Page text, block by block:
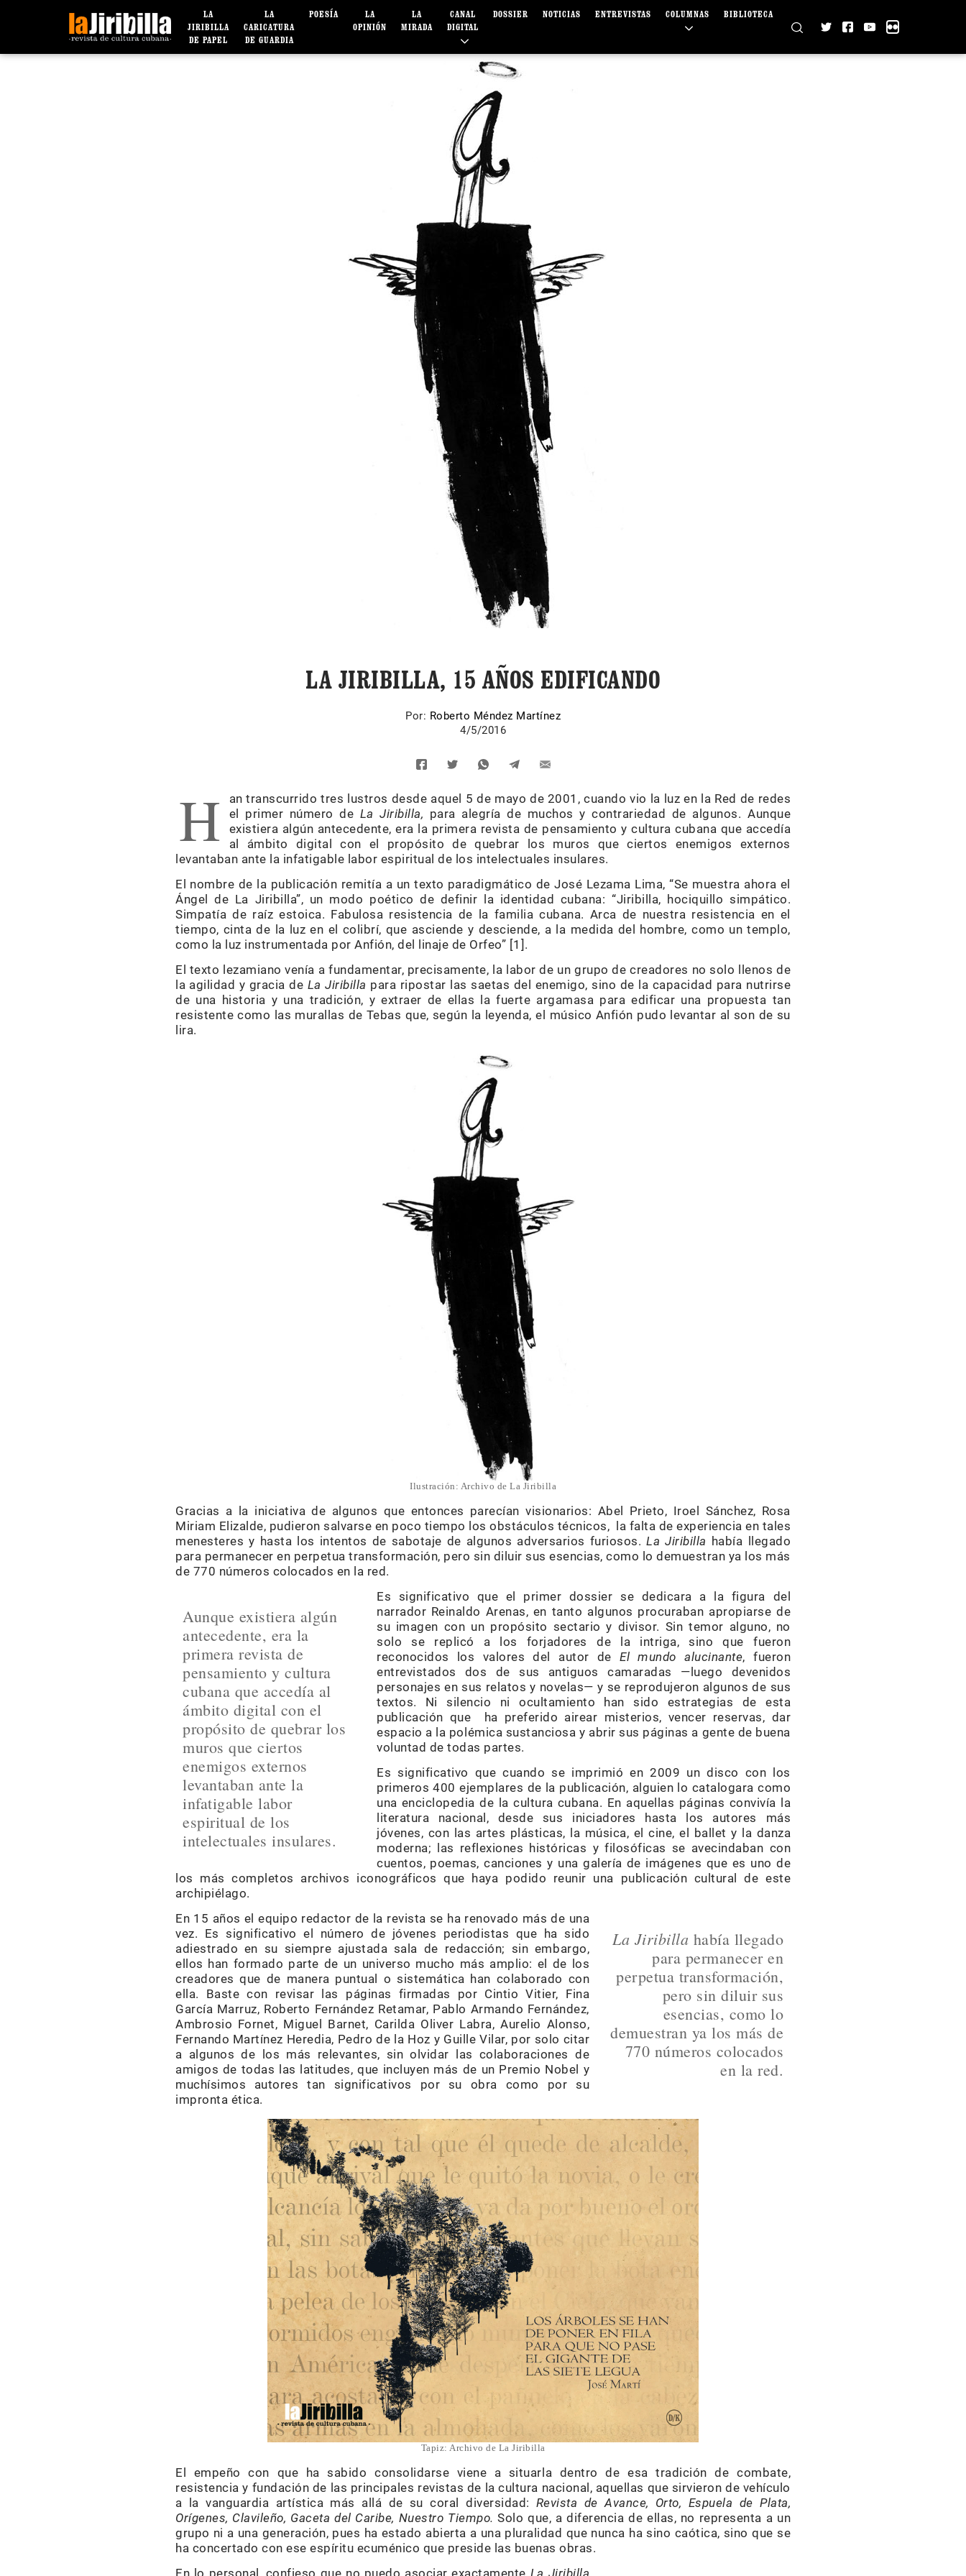
LA
JIRIBILLA
DE PAPEL
LA
CARICATURA
DE GUARDIA
POESÍA
LA
OPINIÓN
LA
MIRADA
CANAL
DIGITAL
DOSSIER NOTICIAS ENTREVISTAS COLUMNAS BIBLIOTECA
LA JIRIBILLA, 15 AÑOS EDIFICANDO
Por: Roberto Méndez Martínez
4/5/2016
H
an transcurrido tres lustros desde aquel 5 de mayo de 2001, cuando vio la luz en la Red de redes
el primer número de La Jiribilla, para alegría de muchos y contrariedad de algunos. Aunque
existiera algún antecedente, era la primera revista de pensamiento y cultura cubana que accedía
al ámbito digital con el propósito de quebrar los muros que ciertos enemigos externos
levantaban ante la infatigable labor espiritual de los intelectuales insulares.
El nombre de la publicación remitía a un texto paradigmático de José Lezama Lima, “Se muestra ahora el
Ángel de La Jiribilla”, un modo poético de definir la identidad cubana: “Jiribilla, hociquillo simpático.
Simpatía de raíz estoica. Fabulosa resistencia de la familia cubana. Arca de nuestra resistencia en el
tiempo, cinta de la luz en el colibrí, que asciende y desciende, a la medida del hombre, como un templo,
como la luz instrumentada por Anfión, del linaje de Orfeo” [1].
El texto lezamiano venía a fundamentar, precisamente, la labor de un grupo de creadores no solo llenos de
la agilidad y gracia de La Jiribilla para ripostar las saetas del enemigo, sino de la capacidad para nutrirse
de una historia y una tradición, y extraer de ellas la fuerte argamasa para edificar una propuesta tan
resistente como las murallas de Tebas que, según la leyenda, el músico Anfión pudo levantar al son de su
lira.
Ilustración: Archivo de La Jiribilla
Gracias a la iniciativa de algunos que entonces parecían visionarios: Abel Prieto, Iroel Sánchez, Rosa
Miriam Elizalde, pudieron salvarse en poco tiempo los obstáculos técnicos, la falta de experiencia en tales
menesteres y hasta los intentos de sabotaje de algunos adversarios furiosos.La Jiribilla había llegado
para permanecer en perpetua transformación, pero sin diluir sus esencias, como lo demuestran ya los más
de 770 números colocados en la red.
Aunque existiera algún
antecedente, era la
primera revista de
pensamiento y cultura
cubana que accedía al
ámbito digital con el
propósito de quebrar los
muros que ciertos
enemigos externos
levantaban ante la
infatigable labor
espiritual de los
intelectuales insulares.
Es significativo que el primer dossier se dedicara a la figura del
narrador Reinaldo Arenas, en tanto algunos procuraban apropiarse de
su imagen con un propósito sectario y divisor. Sin temor alguno, no
solo se replicó a los forjadores de la intriga, sino que fueron
reconocidos los valores del autor deEl mundo alucinante, fueron
entrevistados dos de sus antiguos camaradas —luego devenidos
personajes en sus relatos y novelas— y se reprodujeron algunos de sus
textos. Ni silencio ni ocultamiento han sido estrategias de esta
publicación que ha preferido airear misterios, vencer reservas, dar
espacio a la polémica sustanciosa y abrir sus páginas a gente de buena
voluntad de todas partes.
Es significativo que cuando se imprimió en 2009 un disco con los
primeros 400 ejemplares de la publicación, alguien lo catalogara como
una enciclopedia de la cultura cubana. En aquellas páginas convivía la
literatura nacional, desde sus iniciadores hasta los autores más
jóvenes, con las artes plásticas, la música, el cine, el ballet y la danza
moderna; las reflexiones históricas y filosóficas se avecindaban con
cuentos, poemas, canciones y una galería de imágenes que es uno de
los más completos archivos iconográficos que haya podido reunir una publicación cultural de este
archipiélago.
La Jiribilla había llegado
para permanecer en
perpetua transformación,
pero sin diluir sus
esencias, como lo
demuestran ya los más de
770 números colocados
en la red.
En 15 años el equipo redactor de la revista se ha renovado más de una
vez. Es significativo el número de jóvenes periodistas que ha sido
adiestrado en su siempre ajustada sala de redacción; sin embargo,
ellos han formado parte de un universo mucho más amplio: el de los
creadores que de manera puntual o sistemática han colaborado con
ella. Baste con revisar las páginas firmadas por Cintio Vitier, Fina
García Marruz, Roberto Fernández Retamar, Pablo Armando Fernández,
Ambrosio Fornet, Miguel Barnet, Carilda Oliver Labra, Aurelio Alonso,
Fernando Martínez Heredia, Pedro de la Hoz y Guille Vilar, por solo citar
a algunos de los más relevantes, sin olvidar las colaboraciones de
amigos de todas las latitudes, que incluyen más de un Premio Nobel y
muchísimos autores tan significativos por su obra como por su
impronta ética.
Tapiz: Archivo de La Jiribilla
El empeño con que ha sabido consolidarse viene a situarla dentro de esa tradición de combate,
resistencia y fundación de las principales revistas de la cultura nacional, aquellas que sirvieron de vehículo
a la vanguardia artística más allá de su coral diversidad: Revista de Avance, Orto, Espuela de Plata,
Orígenes, Clavileño, Gaceta del Caribe, Nuestro Tiempo. Solo que, a diferencia de ellas, no representa a un
grupo ni a una generación, pues ha estado abierta a una pluralidad que nunca ha sino caótica, sino que se
ha concertado con ese espíritu ecuménico que preside las buenas obras.
En lo personal, confieso que no puedo asociar exactamente La Jiribilla